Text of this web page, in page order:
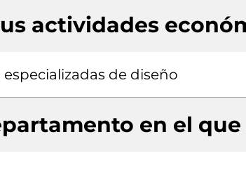
actividades
de diseño
en el